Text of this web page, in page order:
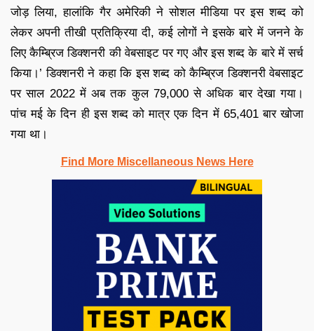
जोड़ लिया, हालांकि गैर अमेरिकी ने सोशल मीडिया पर इस शब्द को
लेकर अपनी तीखी प्रतिक्रिया दी, कई लोगों ने इसके बारे में जनने के
लिए कैम्ब्रिज डिक्शनरी की वेबसाइट पर गए और इस शब्द के बारे में सर्च
किया।’ डिक्शनरी ने कहा कि इस शब्द को कैम्ब्रिज डिक्शनरी वेबसाइट
पर साल 2022 में अब तक कुल 79,000 से अधिक बार देखा गया।
पांच मई के दिन ही इस शब्द को मात्र एक दिन में 65,401 बार खोजा
गया था।
Find More Miscellaneous News Here